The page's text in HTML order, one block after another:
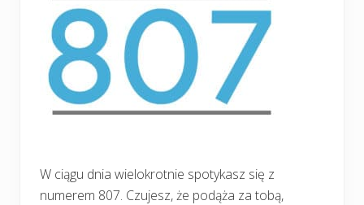
W ciągu dnia wielokrotnie spotykasz się z
numerem 807. Czujesz, że podąża za tobą,